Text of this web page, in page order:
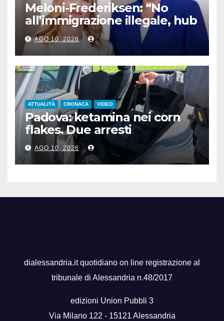
Meloni-Frederiksen: “No
all’immigrazione illegale, hub
di rimpatrio in Paesi terzi”
AGO 10, 2026
ATTUALITÀ CRONACA VIDEO
Padova: ketamina nei corn
flakes. Due arresti
AGO 10, 2026
dialessandria.it quotidiano on line registrazione al
tribunale di Alessandria n.48/2017
edizioni Union Pubbli 3
Via Milano 122 - 15121 Alessandria